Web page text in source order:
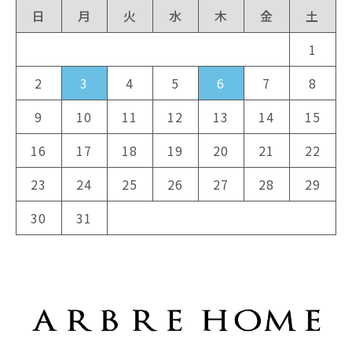
日
月 火 水 木 金
土
1
2
3 4 5 6 7
8
9
10 11 12 13 14
15
16
17 18 19 20 21
22
23
24 25 26 27 28
29
30
31